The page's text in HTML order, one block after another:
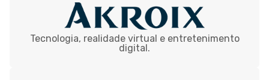
Tecnologia, realidade virtual e entretenimento
digital.